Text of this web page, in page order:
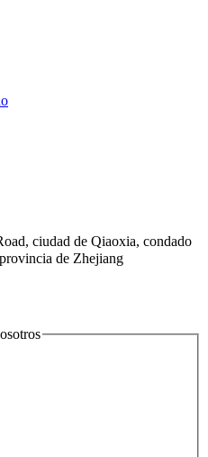
ciudad de Qiaoxia, condado
de Zhejiang